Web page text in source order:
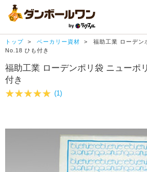
再
トップ ベーカリー資材
福助工業 ローデン
No.18 ひも付き
福助工業 ローデンポリ袋 ニューポ
付き
(1)